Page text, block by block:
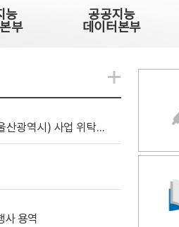
능
부
공공지능
데이터본부
[조달입찰공고] 2026년 공공 AI CCTV 전환(울산광역시) 사업 위탁감리
사 용역
알림관련 더보기